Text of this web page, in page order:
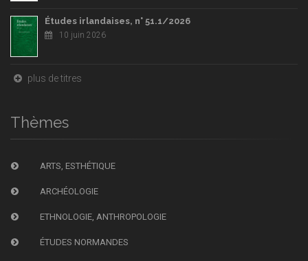
Études irlandaises, n° 51.1/2026
10 juin 2026
plus de titres
Thèmes
ARTS, ESTHÉTIQUE
ARCHÉOLOGIE
ETHNOLOGIE, ANTHROPOLOGIE
ÉTUDES NORMANDES